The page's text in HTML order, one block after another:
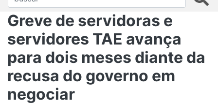
Greve de servidoras e
servidores TAE avança
para dois meses diante da
recusa do governo em
negociar